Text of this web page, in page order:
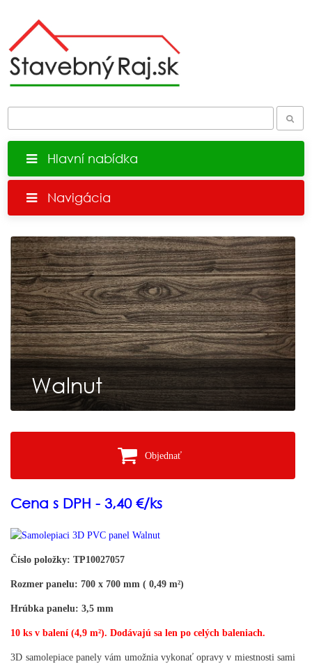
Hlavní nabídka
Navigácia
Walnut
Objednať
Cena s DPH - 3,40 €/ks
Číslo položky: TP10027057
Rozmer panelu: 700 x 700 mm ( 0,49 m²)
Hrúbka panelu: 3,5 mm
10 ks v balení (4,9 m²). Dodávajú sa len po celých baleniach.
3D samolepiace panely vám umožnia vykonať opravy v miestnosti sami